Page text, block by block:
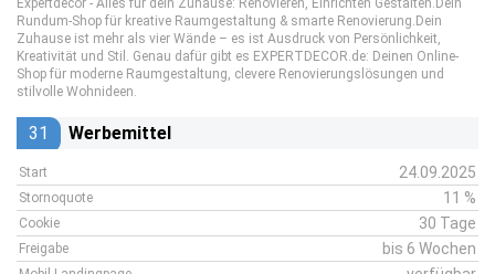
Expertdecor - Alles für dein Zuhause: Renovieren, Einrichten Gestalten.Dein
Rundum-Shop für kreative Raumgestaltung & smarte Renovierung.Dein
Zuhause ist mehr als vier Wände – es ist Ausdruck von Persönlichkeit,
Kreativität und Stil. Genau dafür gibt es EXPERTDECOR.de: Deinen Online-
Shop für moderne Raumgestaltung, clevere Renovierungslösungen und
stilvolle Wohnideen.
31 Werbemittel
Start 24.09.2025
Stornoquote 11 %
Cookie 30 Tage
Freigabe bis 6 Wochen